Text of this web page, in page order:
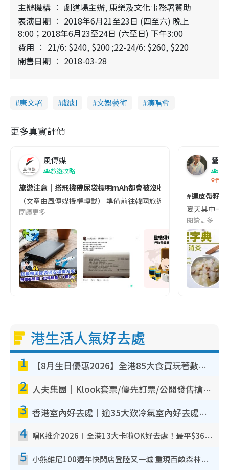
主辦機構
劇道場主辦‚ 康樂及文化事務署贊助
表演日期
2018年6月21至23日 (四至六) 晚上
8:00；2018年6月23至24日 (六至日) 下午3:00
費用
21/6: $240, $200 ;22-24/6: $260, $220
開售日期
2018-03-28
康文署 戲劇 文娛藝術 演唱會
更多真實評價
風傳媒
旅遊攻略
旅遊注意｜搭飛機帶尿袋標明mAh都會被沒收😱出發前切記檢查
（文章由風傳媒授權轉載） 準備前往韓國旅遊的民眾，近期要
閱讀更多
營養
香港
#連皮帶籽
夏天其中一
閱讀更多
港生活人氣好去處
1 【8月生日優惠2026】全港85大食買玩著數攻略 自助餐/火鍋放題同行免費＋誠品/DONKI送現金券
2 人夫集團｜Klook套票/優先訂票/公開發售搶飛攻略！附票價.購票連結.場地座位表
3 香港室內好去處｜逾35大歎冷氣室內好去處推介 室內活動免費避雨無懼落雨
4 唱K推介2026︱全港13大卡啦OK好去處！最平$36起 日文K都有！(附地址+收費詳情)
5 小熊維尼100週年快閃店登陸又一城 重現百畝森林經典場景／獨家限定盲盒登場／專屬DIY香水